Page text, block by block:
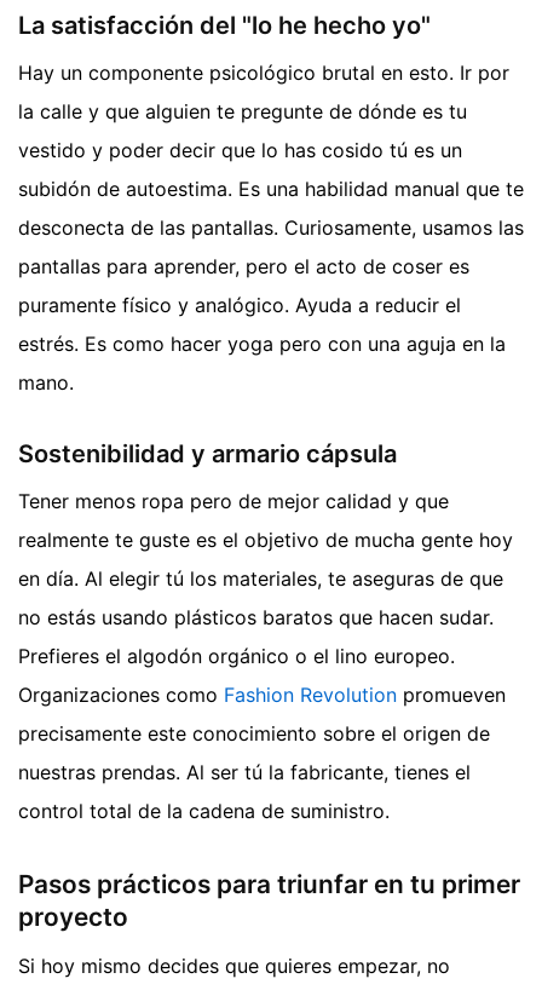
La satisfacción del "lo he hecho yo"
Hay un componente psicológico brutal en esto. Ir por
la calle y que alguien te pregunte de dónde es tu
vestido y poder decir que lo has cosido tú es un
subidón de autoestima. Es una habilidad manual que te
desconecta de las pantallas. Curiosamente, usamos las
pantallas para aprender, pero el acto de coser es
puramente físico y analógico. Ayuda a reducir el
estrés. Es como hacer yoga pero con una aguja en la
mano.
Sostenibilidad y armario cápsula
Tener menos ropa pero de mejor calidad y que
realmente te guste es el objetivo de mucha gente hoy
en día. Al elegir tú los materiales, te aseguras de que
no estás usando plásticos baratos que hacen sudar.
Prefieres el algodón orgánico o el lino europeo.
Organizaciones como Fashion Revolution promueven
precisamente este conocimiento sobre el origen de
nuestras prendas. Al ser tú la fabricante, tienes el
control total de la cadena de suministro.
Pasos prácticos para triunfar en tu primer
proyecto
Si hoy mismo decides que quieres empezar, no